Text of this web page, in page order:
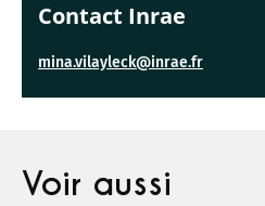
Contact Inrae
mina.vilayleck@inrae.fr
Voir aussi